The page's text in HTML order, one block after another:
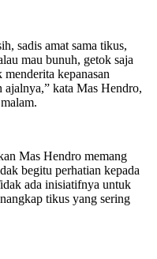
sadis amat sama tikus,
mau bunuh, getok saja
kepanasan
ajalnya,” kata Mas Hendro,
Mas Hendro memang
begitu perhatian kepada
ada inisiatifnya untuk
tikus yang sering